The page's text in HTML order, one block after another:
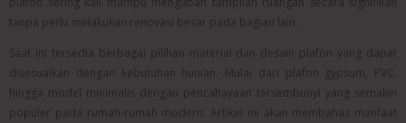
tanpa perlu melakukan renovasi besar pada bagian lain.
Saat ini tersedia berbagai pilihan material dan desain plafon yang dapat
disesuaikan dengan kebutuhan hunian. Mulai dari plafon gypsum, PVC,
hingga model minimalis dengan pencahayaan tersembunyi yang semakin
populer pada rumah-rumah modern. Artikel ini akan membahas manfaat